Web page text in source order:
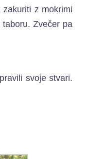
z mokrimi
Zvečer pa
svoje stvari.